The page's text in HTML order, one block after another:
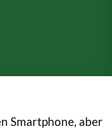
Smartphone, aber